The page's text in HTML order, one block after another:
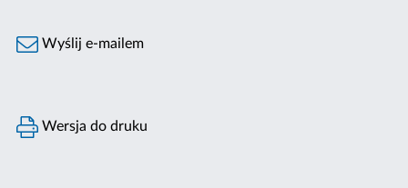
Wyślij e-mailem
Wersja do druku